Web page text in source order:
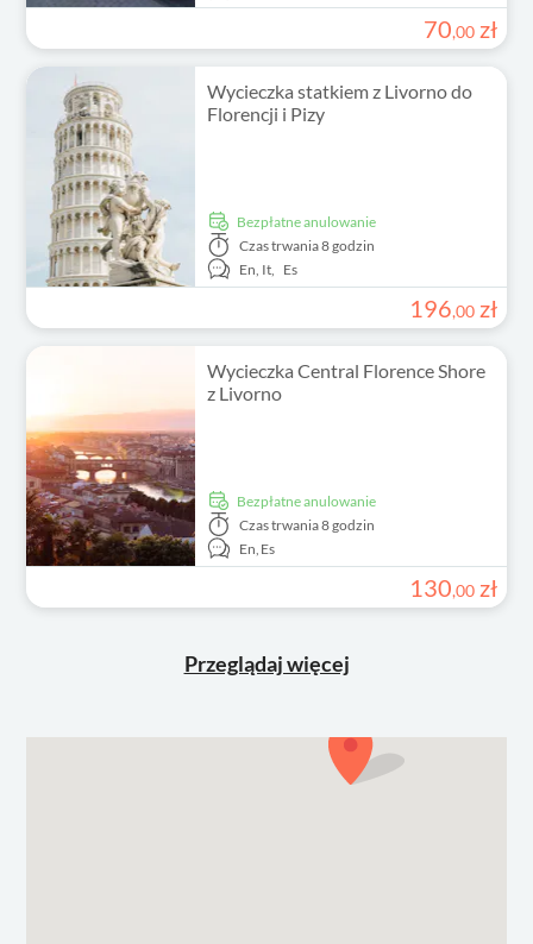
70,00 zł
Wycieczka statkiem z Livorno do
Florencji i Pizy
Bezpłatne anulowanie
Czas trwania8 godzin
En, It, Es
196,00 zł
Wycieczka Central Florence Shore
z Livorno
Bezpłatne anulowanie
Czas trwania8 godzin
En, Es
130,00 zł
Przeglądaj więcej